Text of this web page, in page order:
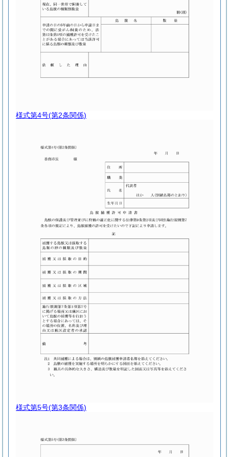
様式第4号(第2条関係)
様式第5号(第3条関係)